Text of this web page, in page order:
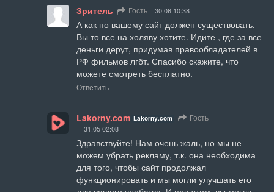
Зритель Гость 30.06 10:38
А как по вашему сайт должен существовать.
Вы то все на холяву хотите. Идите , где за все
деньги дерут, придумав правообладателей в
РФ фильмов лгбт. Спасибо скажите, что
можете смотреть бесплатно.
Ответить
Lakorny.com Lakorny.com Гость
31.05 02:08
Здравствуйте! Нам очень жаль, но мы не
можем убрать рекламу, т.к. она необходима
для того, чтобы сайт продолжал
функционировать и мы могли улучшать его